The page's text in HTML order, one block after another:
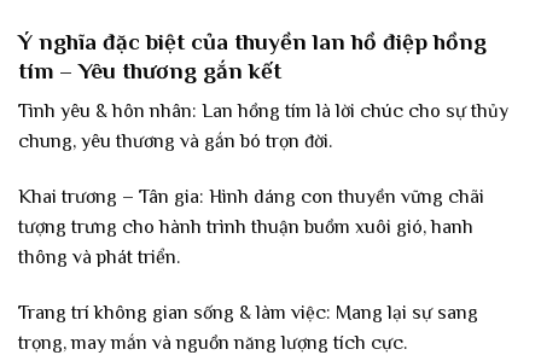
Ý nghĩa đặc biệt của thuyền lan hồ điệp hồng
tím – Yêu thương gắn kết
Tình yêu & hôn nhân: Lan hồng tím là lời chúc cho sự thủy
chung, yêu thương và gắn bó trọn đời.
Khai trương – Tân gia: Hình dáng con thuyền vững chãi
tượng trưng cho hành trình thuận buồm xuôi gió, hanh
thông và phát triển.
Trang trí không gian sống & làm việc: Mang lại sự sang
trọng, may mắn và nguồn năng lượng tích cực.